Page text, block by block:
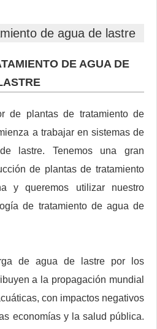
de agua de lastre
DE AGUA DE
de plantas de tratamiento de
a trabajar en sistemas de
lastre. Tenemos una gran
de plantas de tratamiento
y queremos utilizar nuestro
de tratamiento de agua de
de agua de lastre por los
a la propagación mundial
con impactos negativos
economías y la salud pública.